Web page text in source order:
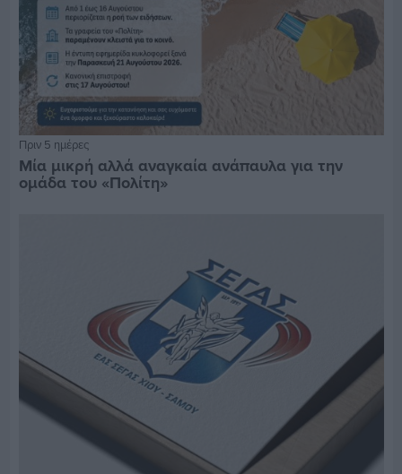
Πριν 5 ημέρες
Μία μικρή αλλά αναγκαία ανάπαυλα για την
ομάδα του «Πολίτη»